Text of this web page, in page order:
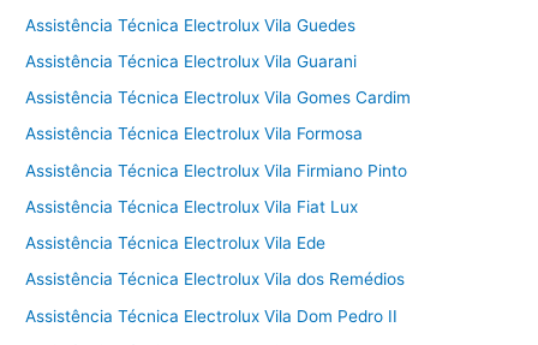
Assistência Técnica Electrolux Vila Guedes
Assistência Técnica Electrolux Vila Guarani
Assistência Técnica Electrolux Vila Gomes Cardim
Assistência Técnica Electrolux Vila Formosa
Assistência Técnica Electrolux Vila Firmiano Pinto
Assistência Técnica Electrolux Vila Fiat Lux
Assistência Técnica Electrolux Vila Ede
Assistência Técnica Electrolux Vila dos Remédios
Assistência Técnica Electrolux Vila Dom Pedro II